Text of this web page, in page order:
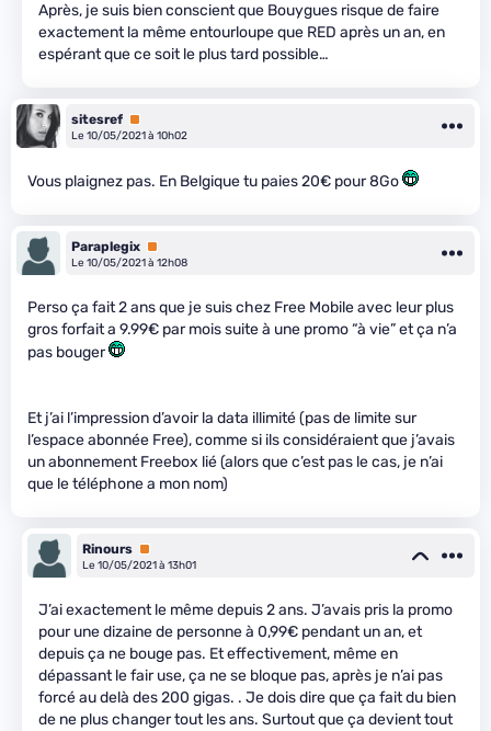
Après, je suis bien conscient que Bouygues risque de faire
exactement la même entourloupe que RED après un an, en
espérant que ce soit le plus tard possible…
sitesref Premium
Le 10/05/2021 à 10h02
Vous plaignez pas. En Belgique tu paies 20€ pour 8Go
Paraplegix Premium
Le 10/05/2021 à 12h08
Perso ça fait 2 ans que je suis chez Free Mobile avec leur plus
gros forfait a 9.99€ par mois suite à une promo “à vie” et ça n’a
pas bouger
Et j’ai l’impression d’avoir la data illimité (pas de limite sur
l’espace abonnée Free), comme si ils considéraient que j’avais
un abonnement Freebox lié (alors que c’est pas le cas, je n’ai
que le téléphone a mon nom)
Rinours Premium
Le 10/05/2021 à 13h01
J’ai exactement le même depuis 2 ans. J’avais pris la promo
pour une dizaine de personne à 0,99€ pendant un an, et
depuis ça ne bouge pas. Et effectivement, même en
dépassant le fair use, ça ne se bloque pas, après je n’ai pas
forcé au delà des 200 gigas. . Je dois dire que ça fait du bien
de ne plus changer tout les ans. Surtout que ça devient tout